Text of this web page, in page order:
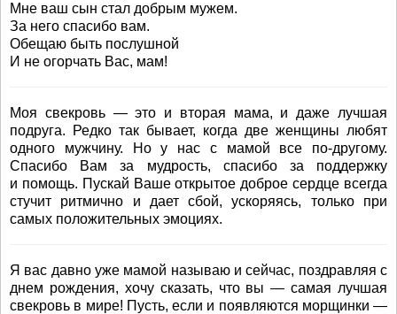
Мне ваш сын стал добрым мужем.
За него спасибо вам.
Обещаю быть послушной
И не огорчать Вас, мам!
Моя свекровь — это и вторая мама, и даже лучшая
подруга. Редко так бывает, когда две женщины любят
одного мужчину. Но у нас с мамой все по-другому.
Спасибо Вам за мудрость, спасибо за поддержку
и помощь. Пускай Ваше открытое доброе сердце всегда
стучит ритмично и дает сбой, ускоряясь, только при
самых положительных эмоциях.
Я вас давно уже мамой называю и сейчас, поздравляя с
днем рождения, хочу сказать, что вы — самая лучшая
свекровь в мире! Пусть, если и появляются морщинки —